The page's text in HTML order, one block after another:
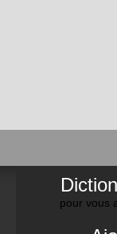
pour vous